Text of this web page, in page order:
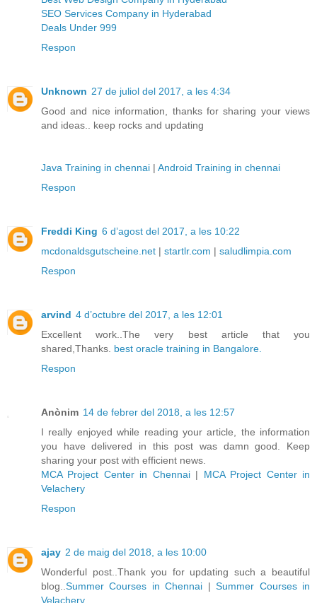
SEO Services Company in Hyderabad
Deals Under 999
Respon
Unknown 27 de juliol del 2017, a les 4:34
Good and nice information, thanks for sharing your views
and ideas.. keep rocks and updating
Java Training in chennai | Android Training in chennai
Respon
Freddi King 6 d’agost del 2017, a les 10:22
mcdonaldsgutscheine.net | startlr.com | saludlimpia.com
Respon
arvind 4 d’octubre del 2017, a les 12:01
Excellent work..The very best article that you
shared,Thanks. best oracle training in Bangalore.
Respon
Anònim 14 de febrer del 2018, a les 12:57
I really enjoyed while reading your article, the information
you have delivered in this post was damn good. Keep
sharing your post with efficient news.
MCA Project Center in Chennai| MCA Project Center in
Velachery
Respon
ajay 2 de maig del 2018, a les 10:00
Wonderful post..Thank you for updating such a beautiful
blog.. Summer Courses in Chennai |Summer Courses in
Velachery